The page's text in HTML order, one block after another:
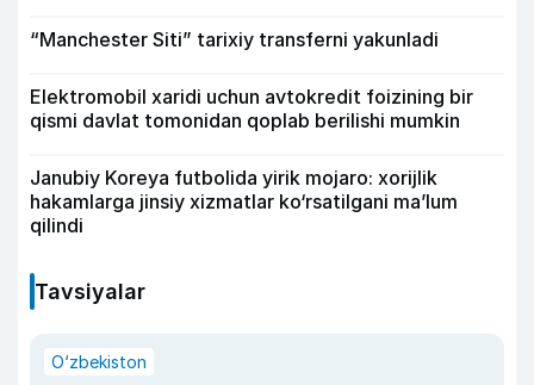
“Manchester Siti” tarixiy transferni yakunladi
Elektromobil xaridi uchun avtokredit foizining bir
qismi davlat tomonidan qoplab berilishi mumkin
Janubiy Koreya futbolida yirik mojaro: xorijlik
hakamlarga jinsiy xizmatlar ko‘rsatilgani ma’lum
qilindi
Tavsiyalar
O‘zbekiston